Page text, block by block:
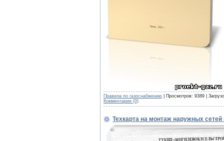
Правила по газоснабжению | Просмотров: 9389 |
Комментарии (0)
Техкарта на монтаж наружных сетей